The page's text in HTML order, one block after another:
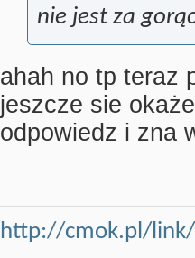
nie jest za
ahah no tp teraz
jeszcze sie
odpowiedz i zna
http://cmok.pl/